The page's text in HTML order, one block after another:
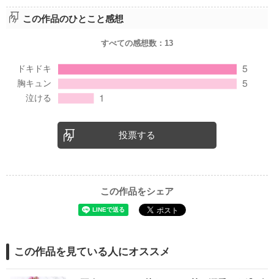
この作品のひとこと感想
すべての感想数： 13
投票する
この作品をシェア
この作品を見ている人にオススメ